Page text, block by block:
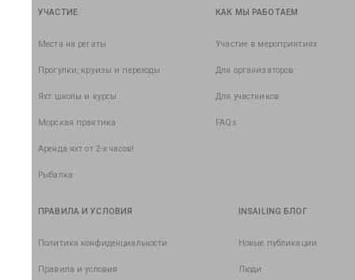
УЧАСТИЕ
Места на регаты
Прогулки, круизы и переходы
Яхт школы и курсы
Морская практика
Аренда яхт от 2-х часов!
Рыбалка
КАК МЫ РАБОТАЕМ
Участие в мероприятиях
Для организаторов
Для участников
FAQs
ПРАВИЛА И УСЛОВИЯ
Политика конфиденциальности
Правила и условия
INSAILING БЛОГ
Новые публикации
Люди